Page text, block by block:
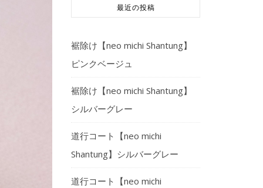
最近の投稿
裾除け【neo michi Shantung】
ピンクベージュ
裾除け【neo michi Shantung】
シルバーグレー
道行コート【neo michi
Shantung】シルバーグレー
道行コート【neo michi